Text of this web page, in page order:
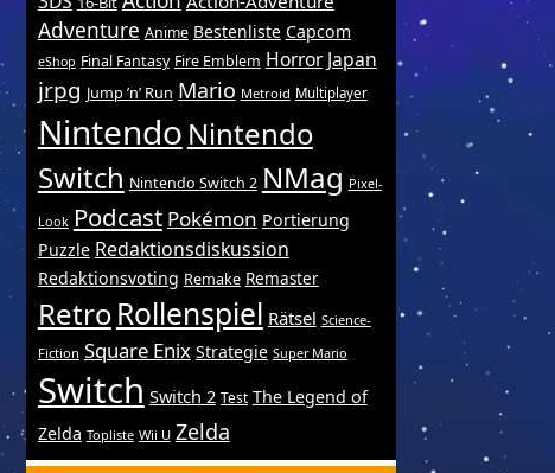
Adventure Anime Bestenliste Capcom
eShop Final Fantasy Fire Emblem Horror Japan
jrpg Jump ’n’ Run Mario Metroid Multiplayer
Nintendo Nintendo
Switch Nintendo Switch 2 NMag Pixel-
Look Podcast Pokémon Portierung
Puzzle Redaktionsdiskussion
Redaktionsvoting Remake Remaster
RetroRollenspiel Rätsel Science-
Fiction Square Enix Strategie Super Mario
Switch Switch 2 Test The Legend of
Zelda Topliste Wii U Zelda